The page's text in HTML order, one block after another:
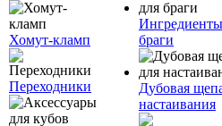
Хомут-кламп
Переходники
браги
Дубовая
настаивания